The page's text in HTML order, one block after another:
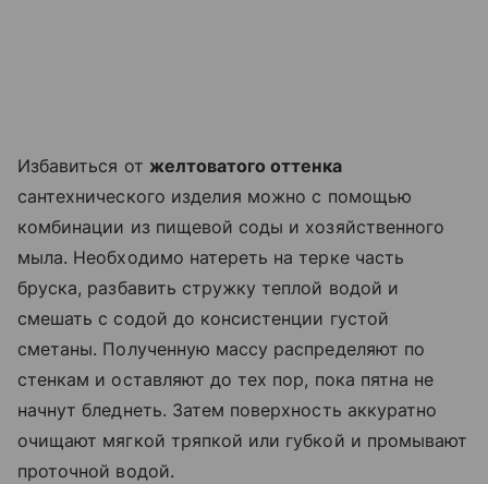
Избавиться от желтоватого оттенка
сантехнического изделия можно с помощью
комбинации из пищевой соды и хозяйственного
мыла. Необходимо натереть на терке часть
бруска, разбавить стружку теплой водой и
смешать с содой до консистенции густой
сметаны. Полученную массу распределяют по
стенкам и оставляют до тех пор, пока пятна не
начнут бледнеть. Затем поверхность аккуратно
очищают мягкой тряпкой или губкой и промывают
проточной водой.